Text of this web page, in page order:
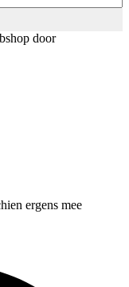
door
ergens mee